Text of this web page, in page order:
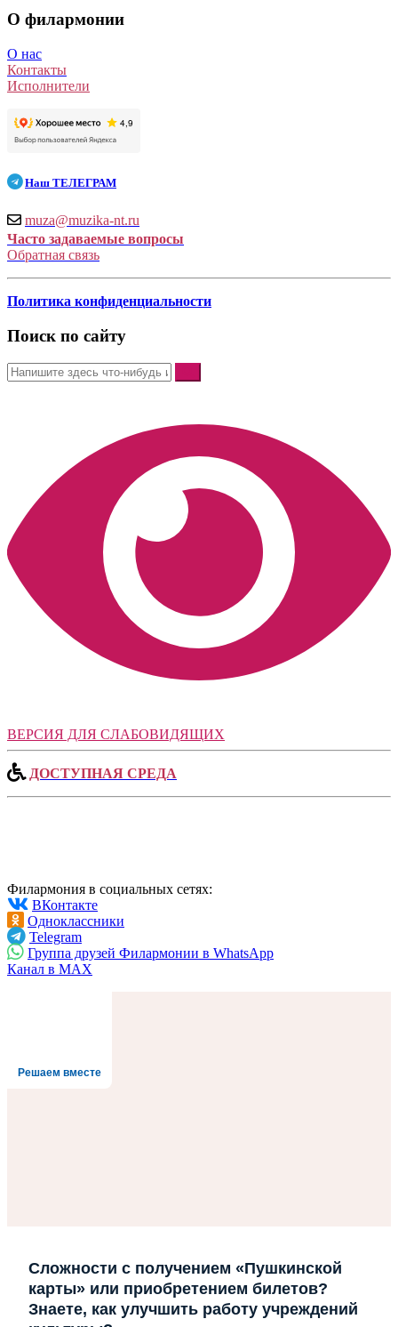
О филармонии
О нас
Контакты
Исполнители
Наш ТЕЛЕГРАМ
muza@muzika-nt.ru
Часто задаваемые вопросы
Обратная связь
Политика конфиденциальности
Поиск по сайту
ВЕРСИЯ ДЛЯ СЛАБОВИДЯЩИХ
ДОСТУПНАЯ СРЕДА
Филармония в социальных сетях:
ВКонтакте
Одноклассники
Telegram
Группа друзей Филармонии в WhatsApp
Канал в MAX
Решаем вместе
Сложности с получением «Пушкинской
карты» или приобретением билетов?
Знаете, как улучшить работу учреждений